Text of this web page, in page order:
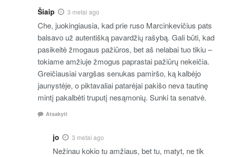
Šiaip 3 metai ago
Che, juokingiausia, kad prie ruso Marcinkevičius pats
balsavo už autentišką pavardžių rašybą. Gali būti, kad
pasikeitė žmogaus pažiūros, bet aš nelabai tuo tikiu –
tokiame amžiuje žmogus paprastai pažiūrų nekeičia.
Greičiausiai vargšas senukas pamiršo, ką kalbėjo
jaunystėje, o piktavaliai patarėjai pakišo neva tautinę
mintį pakalbėti truputį nesąmonių. Sunki ta senatvė.
Atsakyti
jo 3 metai ago
Nežinau kokio tu amžiaus, bet tu, matyt, ne tik